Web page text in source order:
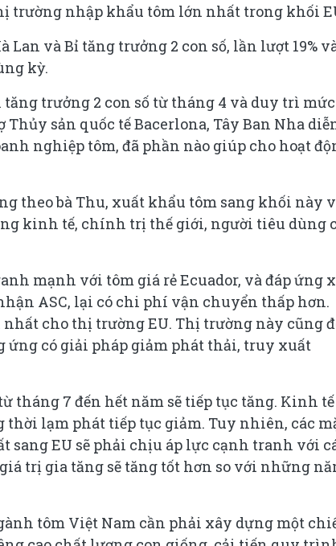
trường nhập khẩu tôm lớn nhất trong khối
và Bỉ tăng trưởng 2 con số, lần lượt 19%
kỳ.
trưởng 2 con số từ tháng 4 và duy trì mức
sản quốc tế Bacerlona, Tây Ban Nha
nghiệp tôm, đã phần nào giúp cho hoạt
theo bà Thu, xuất khẩu tôm sang khối này
kinh tế, chính trị thế giới, người tiêu dùng
mạnh với tôm giá rẻ Ecuador, và đáp ứng
ASC, lại có chi phí vận chuyển thấp hơn.
cho thị trường EU. Thị trường này cũng
ứng có giải pháp giảm phát thải, truy xuất
tháng 7 đến hết năm sẽ tiếp tục tăng. Kinh tế
lạm phát tiếp tục giảm. Tuy nhiên, các
sang EU sẽ phải chịu áp lực cạnh tranh với
trị gia tăng sẽ tăng tốt hơn so với những
tôm Việt Nam cần phải xây dựng một